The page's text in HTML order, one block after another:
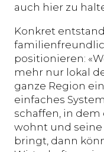
auch hier zu
Konkret
positionieren:
mehr nur lokal
ganze Region
einfaches
schaffen, in dem
wohnt und
bringt, dann